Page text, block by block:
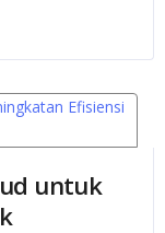
untuk